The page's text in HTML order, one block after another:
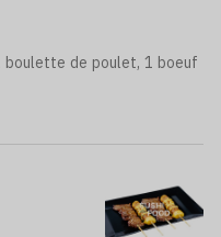
de poulet, 1 boeuf